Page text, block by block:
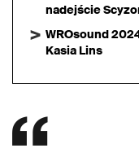
nadejście
WROsound
Kasia Lins